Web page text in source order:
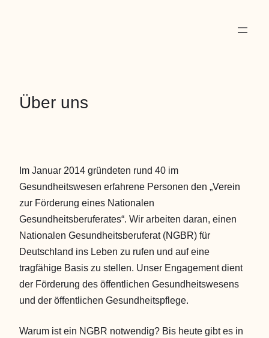
Über uns
Im Januar 2014 gründeten rund 40 im
Gesundheitswesen erfahrene Personen den „Verein
zur Förderung eines Nationalen
Gesundheitsberuferates“. Wir arbeiten daran, einen
Nationalen Gesundheitsberuferat (NGBR) für
Deutschland ins Leben zu rufen und auf eine
tragfähige Basis zu stellen. Unser Engagement dient
der Förderung des öffentlichen Gesundheitswesens
und der öffentlichen Gesundheitspflege.
Warum ist ein NGBR notwendig? Bis heute gibt es in